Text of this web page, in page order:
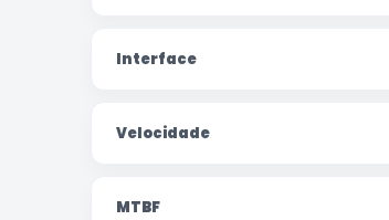
Interface
Velocidade
MTBF